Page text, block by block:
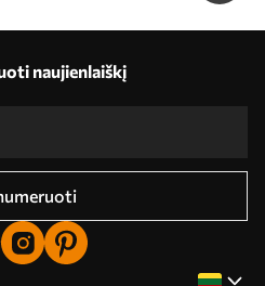
naujienlaiškį